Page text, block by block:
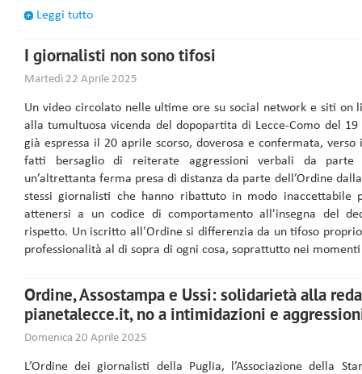
Leggi tutto
I giornalisti non sono tifosi
Martedì 22 Aprile 2025
Un video circolato nelle ultime ore su social network e siti on
alla tumultuosa vicenda del dopopartita di Lecce-Como del
già espressa il 20 aprile scorso, doverosa e confermata,
fatti bersaglio di reiterate aggressioni verbali da parte
un’altrettanta ferma presa di distanza da parte dell’Ordine
stessi giornalisti che hanno ribattuto in modo inaccettabile
attenersi a un codice di comportamento all'insegna del
rispetto. Un iscritto all'Ordine si differenzia da un tifoso
professionalità al di sopra di ogni cosa, soprattutto nei
Ordine, Assostampa e Ussi: solidarietà alla
pianetalecce.it, no a intimidazioni e
Domenica 20 Aprile 2025
L’Ordine dei giornalisti della Puglia, l’Associazione della